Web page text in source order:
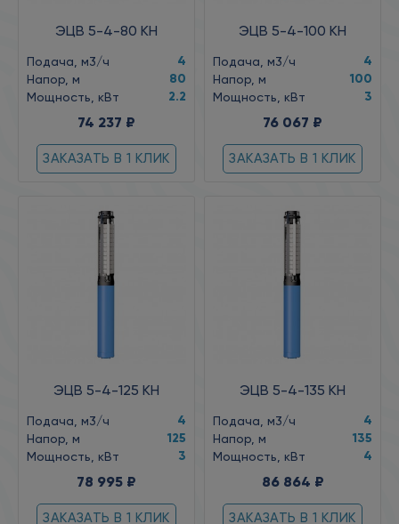
ЭЦВ 5-4-80 КН
Подача, м3/ч 4
Напор, м 80
Мощность, кВт 2.2
74 237 ₽
ЗАКАЗАТЬ В 1 КЛИК
ЭЦВ 5-4-100 КН
Подача, м3/ч 4
Напор, м 100
Мощность, кВт 3
76 067 ₽
ЗАКАЗАТЬ В 1 КЛИК
ЭЦВ 5-4-125 КН
Подача, м3/ч 4
Напор, м 125
Мощность, кВт 3
78 995 ₽
ЗАКАЗАТЬ В 1 КЛИК
ЭЦВ 5-4-135 КН
Подача, м3/ч 4
Напор, м 135
Мощность, кВт 4
86 864 ₽
ЗАКАЗАТЬ В 1 КЛИК